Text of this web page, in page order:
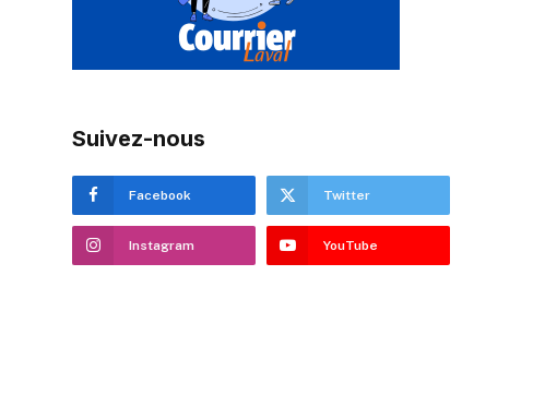
Suivez-nous
Facebook Twitter
Instagram YouTube